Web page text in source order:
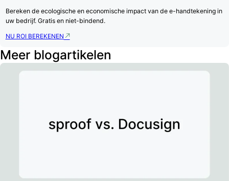
Bereken de ecologische en economische impact van de e-handtekening in
uw bedrijf. Gratis en niet-bindend.
NU ROI BEREKENEN
Meer blogartikelen